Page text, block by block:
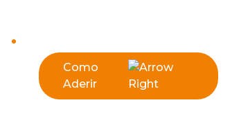
Como
Aderir